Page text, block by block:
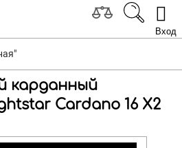
Вход
карданный
Cardano 16 X2